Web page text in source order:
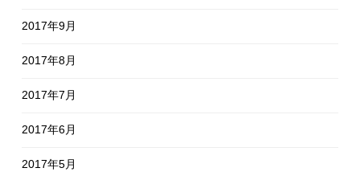
2017年9月
2017年8月
2017年7月
2017年6月
2017年5月